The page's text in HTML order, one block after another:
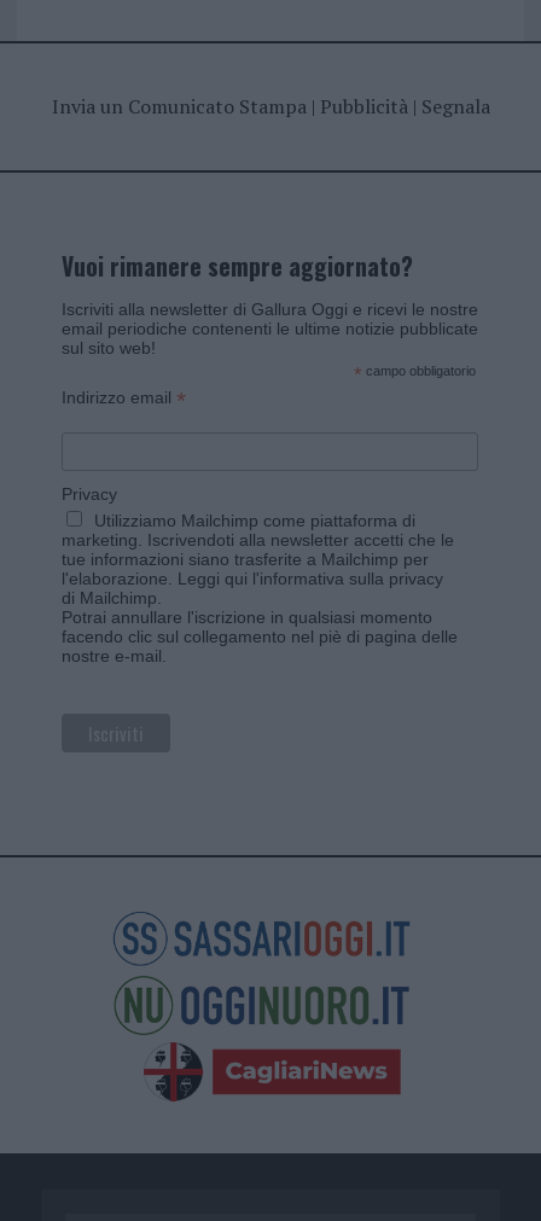
Invia un Comunicato Stampa| Pubblicità| Segnala
Vuoi rimanere sempre aggiornato?
Iscriviti alla newsletter di Gallura Oggi e ricevi le nostre
email periodiche contenenti le ultime notizie pubblicate
sul sito web!
* campo obbligatorio
Indirizzo email *
Privacy
Utilizziamo Mailchimp come piattaforma di
marketing. Iscrivendoti alla newsletter accetti che le
tue informazioni siano trasferite a Mailchimp per
l'elaborazione. Leggi qui l'informativa sulla privacy
di Mailchimp
Potrai annullare l'iscrizione in qualsiasi momento
facendo clic sul collegamento nel piè di pagina delle
nostre e-mail.